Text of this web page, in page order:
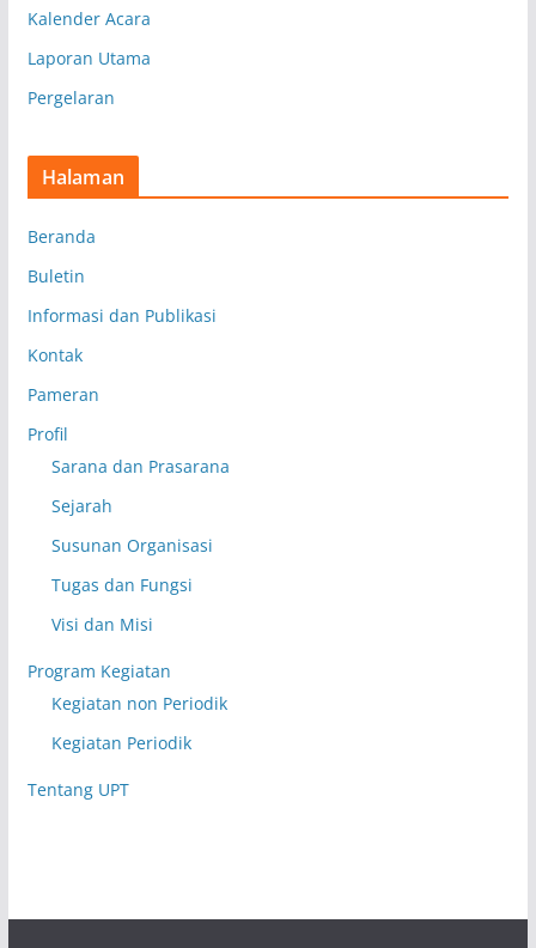
Kalender Acara
Laporan Utama
Pergelaran
Halaman
Beranda
Buletin
Informasi dan Publikasi
Kontak
Pameran
Profil
Sarana dan Prasarana
Sejarah
Susunan Organisasi
Tugas dan Fungsi
Visi dan Misi
Program Kegiatan
Kegiatan non Periodik
Kegiatan Periodik
Tentang UPT